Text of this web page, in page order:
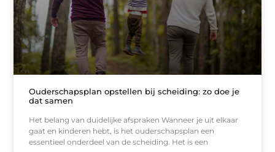
Ouderschapsplan opstellen bij scheiding: zo doe je
dat samen
Het belang van duidelijke afspraken Wanneer je uit elkaar
gaat en kinderen hebt, is het ouderschapsplan een
essentieel onderdeel van de scheiding. Het is een